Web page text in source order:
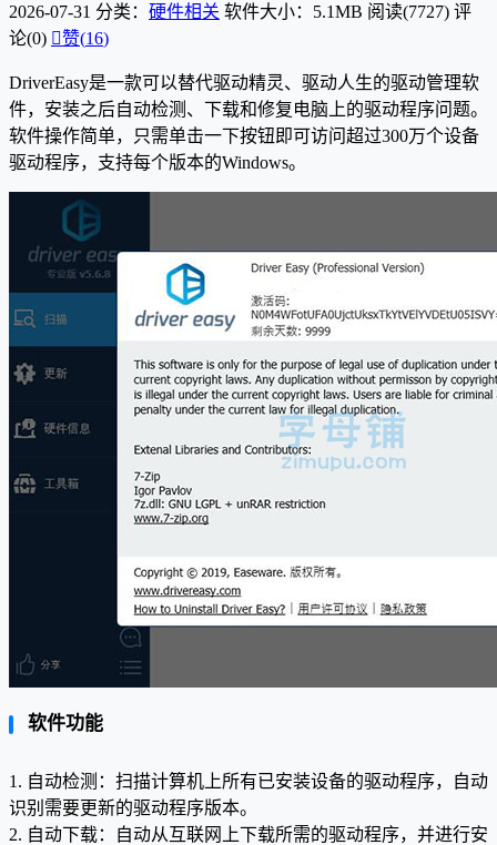
2026-07-31 分类： 硬件相关 软件大小：5.1MB 阅读(7727) 评
论(0) 赞(16)
DriverEasy是一款可以替代驱动精灵、驱动人生的驱动管理软
件，安装之后自动检测、下载和修复电脑上的驱动程序问题。
软件操作简单，只需单击一下按钮即可访问超过300万个设备
驱动程序，支持每个版本的Windows。
软件功能
1. 自动检测：扫描计算机上所有已安装设备的驱动程序，自动
识别需要更新的驱动程序版本。
2. 自动下载：自动从互联网上下载所需的驱动程序，并进行安